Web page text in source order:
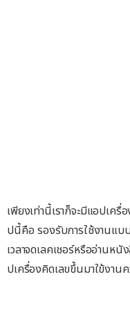
เพียงเท่านี้เราก็จะมีแอปเค
ปนี้คือ รองรับการใช้งานแ
เวลาจดเลคเชอร์หรืออ่านห
ปเครื่องคิดเลขขึ้นมาใข้งาน